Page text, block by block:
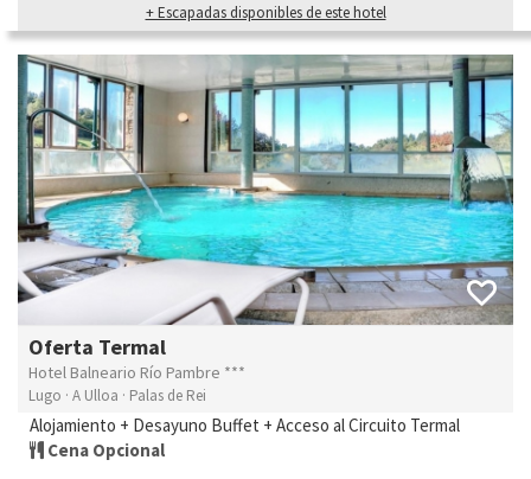
+ Escapadas disponibles de este hotel
Oferta Termal
Hotel Balneario Río Pambre ***
Lugo · A Ulloa · Palas de Rei
Alojamiento + Desayuno Buffet + Acceso al Circuito Termal
Cena Opcional